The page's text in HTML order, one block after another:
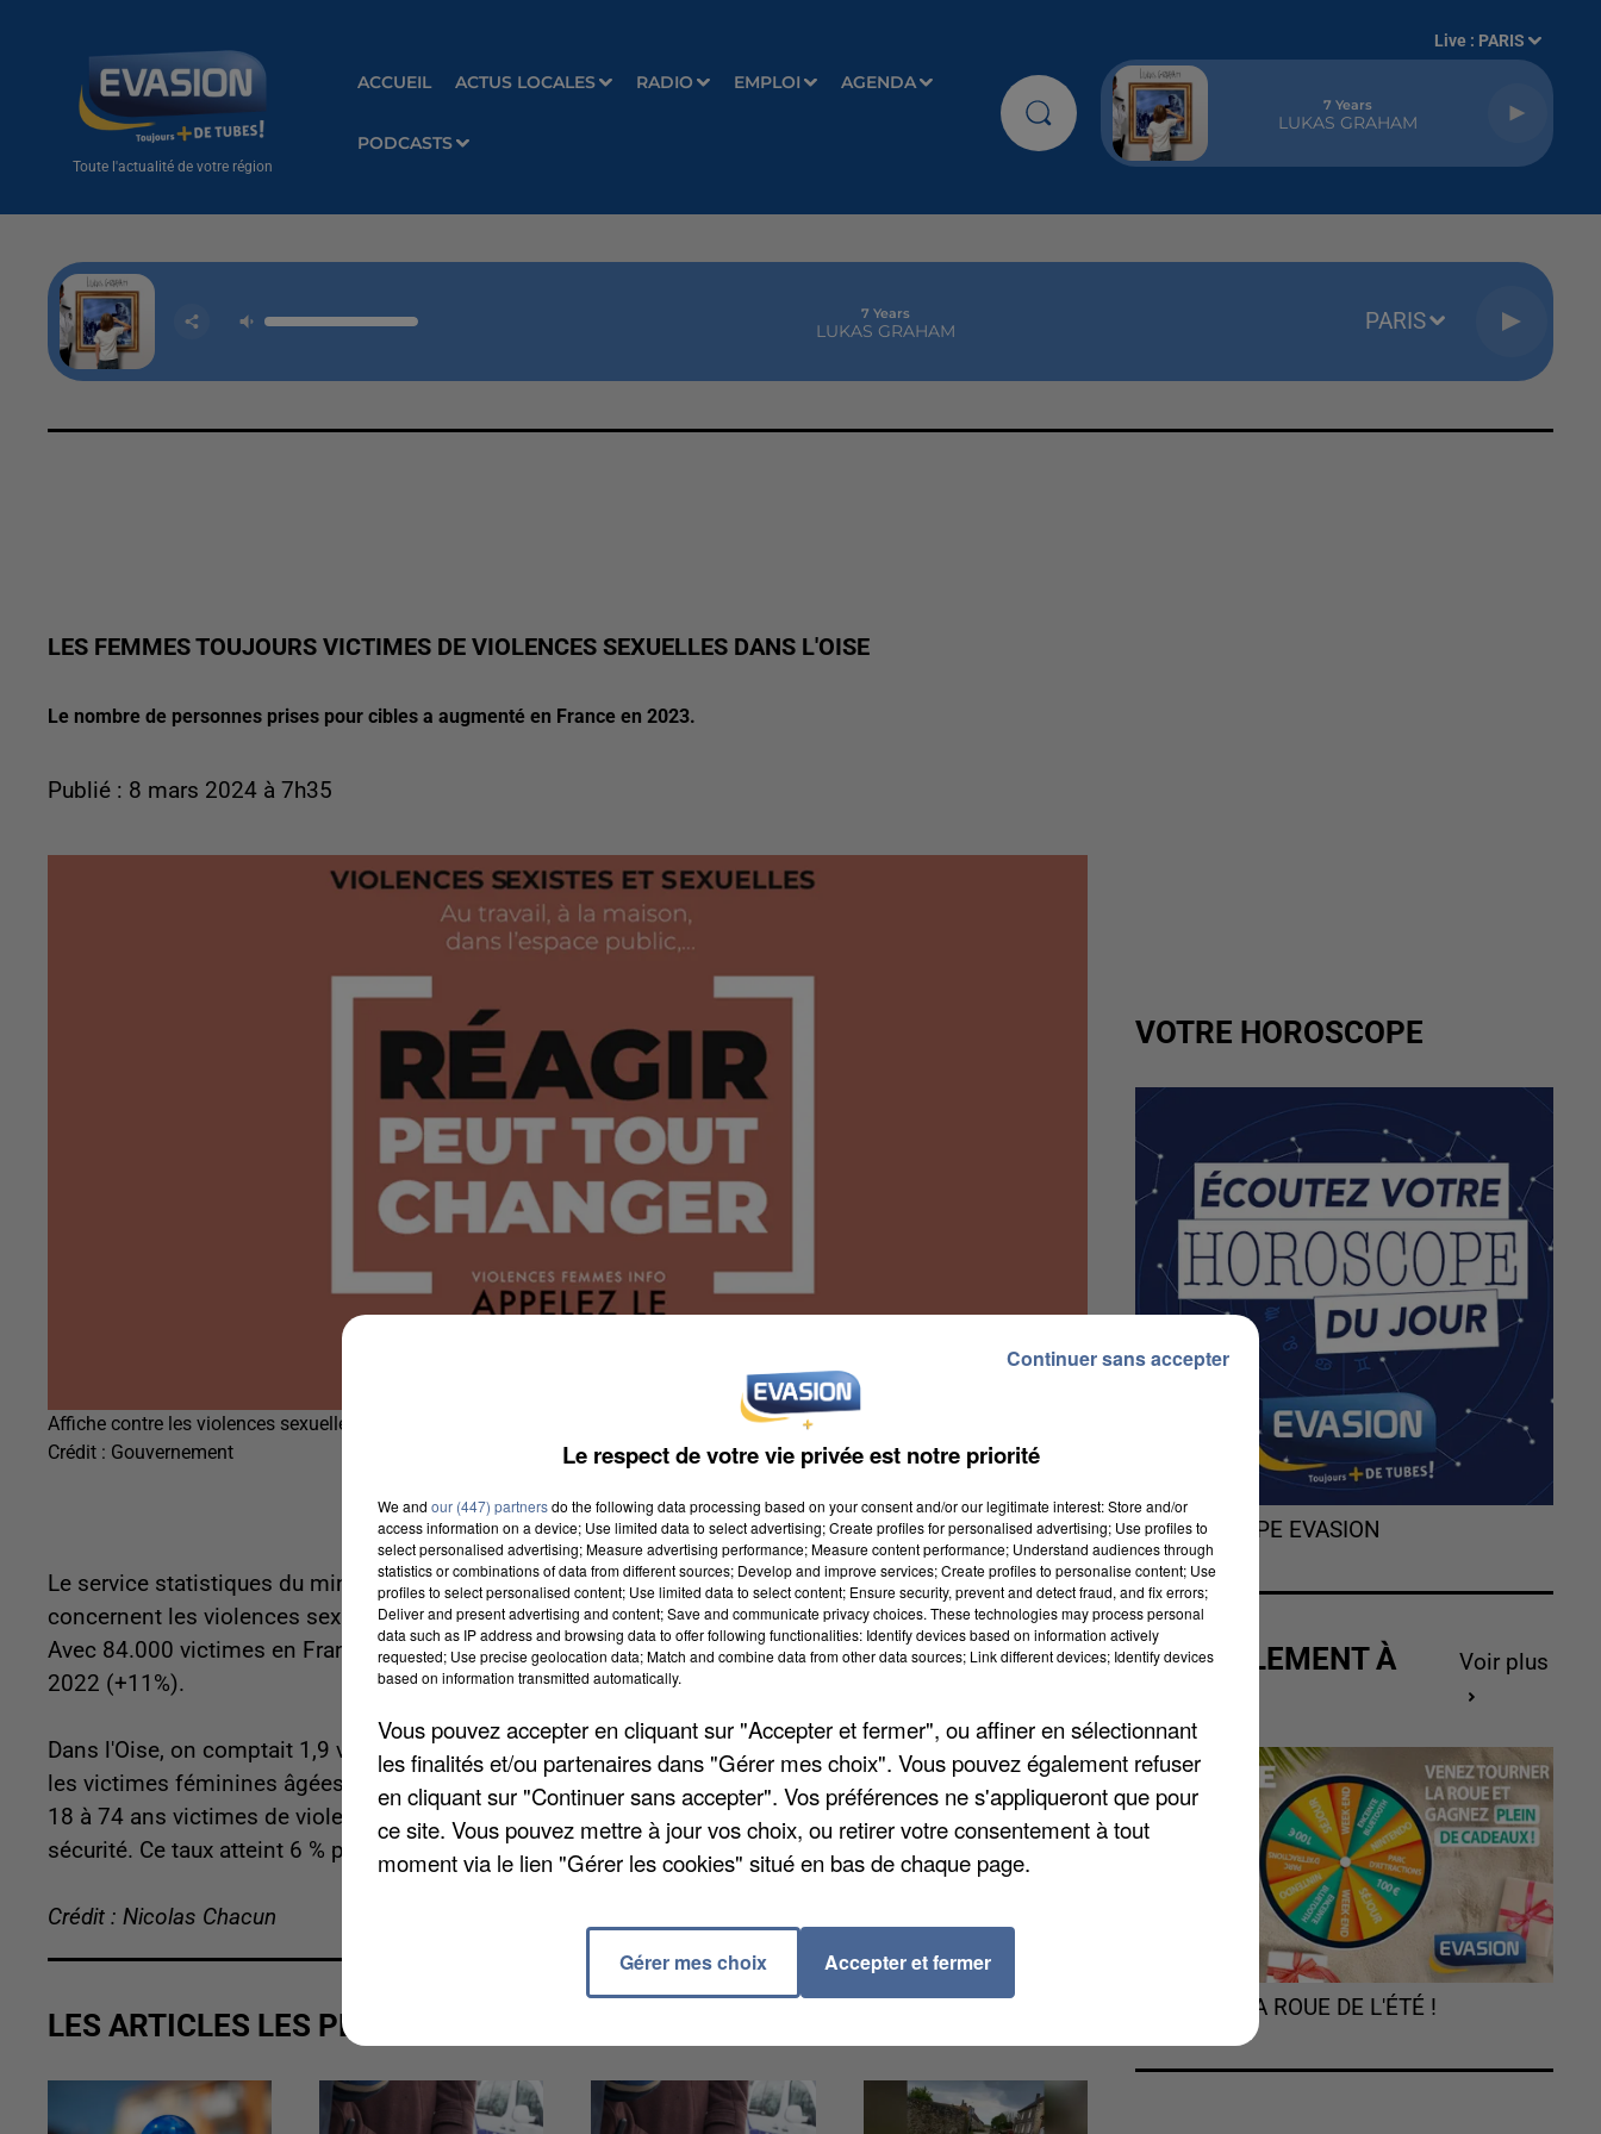
Toute l'actualité de votre région
ACCUEIL ACTUS LOCALES RADIO EMPLOI AGENDA
PODCASTS
Live : PARIS
7 Years
LUKAS GRAHAM
7 Years
LUKAS GRAHAM PARIS
LES FEMMES TOUJOURS VICTIMES DE VIOLENCES SEXUELLES DANS L'OISE
Le nombre de personnes prises pour cibles a augmenté en France en 2023.
Publié : 8 mars 2024 à 7h35
Affiche contre les violences sexuelles
Crédit : Gouvernement
Le service statistiques du ministère de l'Intérieur vient de rendre public des chiffres récents. Ils
concernent les violences sexuelles hors cadre familial enregistrées par les forces de l'ordre en 2023.
Avec 84.000 victimes en France, ces faits ont augmenté l'année dernière (+6%), mais moins qu'en
2022 (+11%).
Dans l'Oise, on comptait 1,9 victime pour 1.000 mineurs de moins de 15 ans. Ce taux était de 1,8 pour
les victimes féminines âgées de 15 à 64 ans dans le département. Enfin, seules 2 % des personnes de
18 à 74 ans victimes de violences sexuelles hors cadre familial portent plainte auprès des forces de
sécurité. Ce taux atteint 6 % pour les violences sexuelles physiques.
Crédit : Nicolas Chacun
LES ARTICLES LES PLUS VUS
VOTRE HOROSCOPE
L'HOROSCOPE EVASION
ACTUELLEMENT À
Voir plus
TOURNEZ LA ROUE DE L'ÉTÉ !
Le respect de votre vie privée est notre priorité
We and our (447) partnersdo the following data processing based on your consent and/or our legitimate interest: Store and/or
access information on a device; Use limited data to select advertising; Create profiles for personalised advertising; Use profiles to
select personalised advertising; Measure advertising performance; Measure content performance; Understand audiences through
statistics or combinations of data from different sources; Develop and improve services; Create profiles to personalise content; Use
profiles to select personalised content; Use limited data to select content; Ensure security, prevent and detect fraud, and fix errors;
Deliver and present advertising and content; Save and communicate privacy choices. These technologies may process personal
data such as IP address and browsing data to offer following functionalities: Identify devices based on information actively
requested; Use precise geolocation data; Match and combine data from other data sources; Link different devices; Identify devices
based on information transmitted automatically.
Vous pouvez accepter en cliquant sur "Accepter et fermer", ou affiner en sélectionnant
les finalités et/ou partenaires dans "Gérer mes choix". Vous pouvez également refuser
en cliquant sur "Continuer sans accepter". Vos préférences ne s'appliqueront que pour
ce site. Vous pouvez mettre à jour vos choix, ou retirer votre consentement à tout
moment via le lien "Gérer les cookies" situé en bas de chaque page.
Gérer mes choix Accepter et fermer
Continuer sans accepter